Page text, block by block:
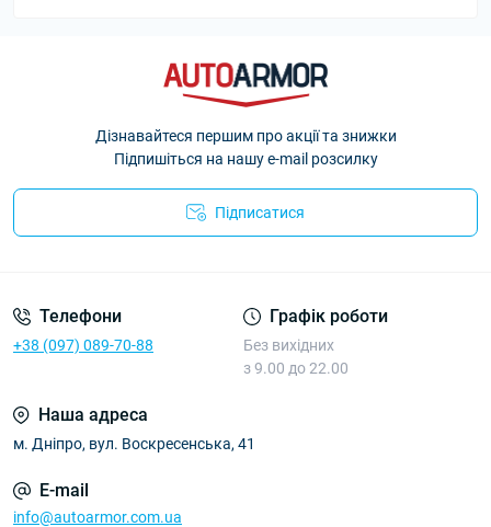
Дізнавайтеся першим про акції та знижки
Підпишіться на нашу e-mail розсилку
Підписатися
Телефони
+38 (097) 089-70-88
Графік роботи
Без вихідних
з 9.00 до 22.00
Наша адреса
м. Дніпро, вул. Воскресенська, 41
E-mail
info@autoarmor.com.ua